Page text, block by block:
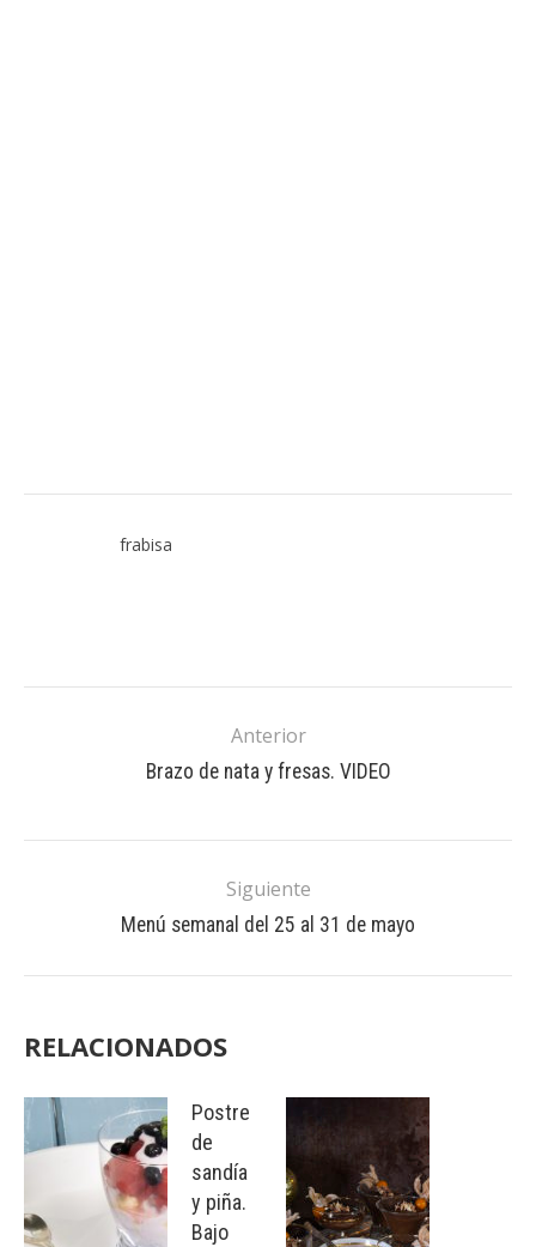
frabisa
Anterior
Brazo de nata y fresas. VIDEO
Siguiente
Menú semanal del 25 al 31 de mayo
RELACIONADOS
Postre
de
sandía
y piña.
Bajo